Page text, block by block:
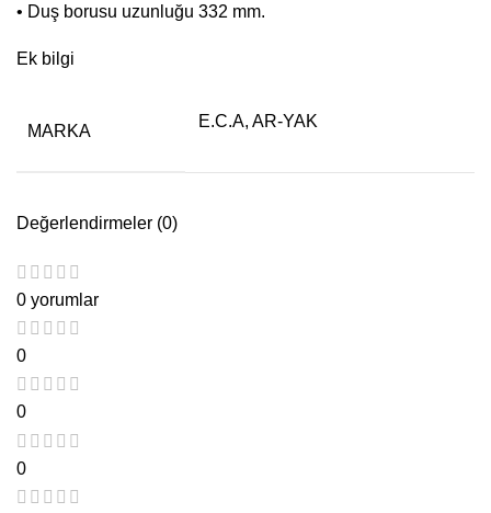
• Duş borusu uzunluğu 332 mm.
Ek bilgi
MARKA
E.C.A, AR-YAK
Değerlendirmeler (0)
0 yorumlar
0
0
0